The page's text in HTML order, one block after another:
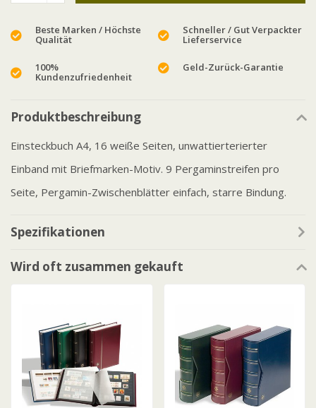
Beste Marken / Höchste
Qualität
Schneller / Gut Verpackter
Lieferservice
100%
Kundenzufriedenheit
Geld-Zurück-Garantie
Produktbeschreibung
Einsteckbuch A4, 16 weiße Seiten, unwattierterierter
Einband mit Briefmarken-Motiv. 9 Pergaminstreifen pro
Seite, Pergamin-Zwischenblätter einfach, starre Bindung.
Spezifikationen
Wird oft zusammen gekauft